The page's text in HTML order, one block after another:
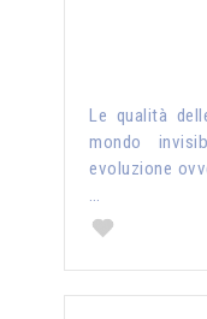
Le qualità
mondo
evoluzione
…